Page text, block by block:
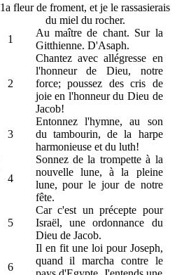
1a fleur de froment, et je le rassasierais
du miel du rocher.
1
Au maître de chant. Sur la
Gitthienne. D'Asaph.
2
Chantez avec allégresse en
l'honneur de Dieu, notre
force; poussez des cris de
joie en l'honneur du Dieu de
Jacob!
3
Entonnez l'hymne, au son
du tambourin, de la harpe
harmonieuse et du luth!
4
Sonnez de la trompette à la
nouvelle lune, à la pleine
lune, pour le jour de notre
fête.
5
Car c'est un précepte pour
Israël, une ordonnance du
Dieu de Jacob.
6
Il en fit une loi pour Joseph,
quand il marcha contre le